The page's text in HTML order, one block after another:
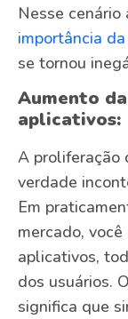
Nesse
importância
se tornou
Aumento
aplicativos:
A proliferação
verdade
Em
mercado,
aplicativos,
dos usuários.
significa que